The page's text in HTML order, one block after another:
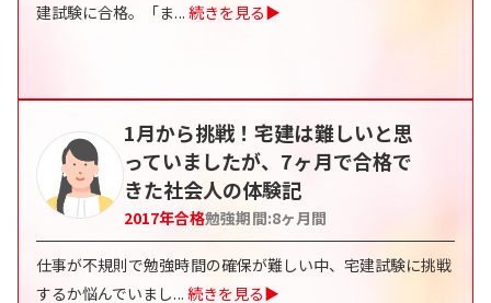
建試験に合格。「ま... 続きを見る▶
1月から挑戦！宅建は難しいと思
っていましたが、7ヶ月で合格で
きた社会人の体験記
2017年合格勉強期間:8ヶ月間
仕事が不規則で勉強時間の確保が難しい中、宅建試験に挑戦
するか悩んでいまし... 続きを見る▶